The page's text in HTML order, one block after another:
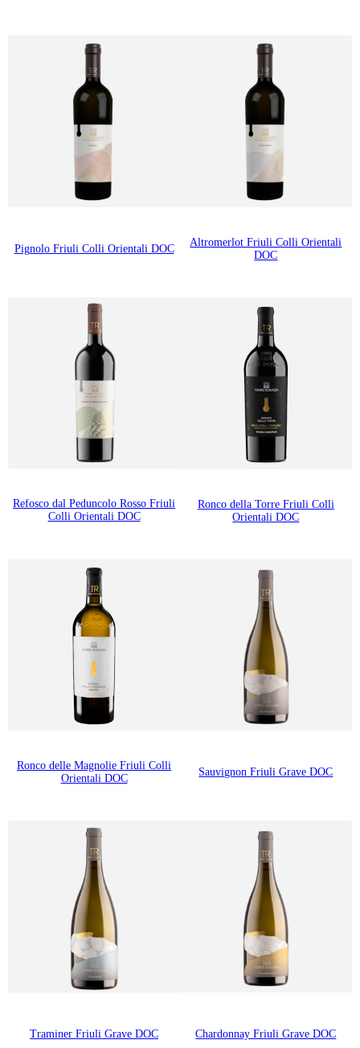
Pignolo Friuli Colli Orientali DOC
Altromerlot Friuli Colli Orientali
DOC
Refosco dal Peduncolo Rosso Friuli
Colli Orientali DOC
Ronco della Torre Friuli Colli
Orientali DOC
Ronco delle Magnolie Friuli Colli
Orientali DOC
Sauvignon Friuli Grave DOC
Traminer Friuli Grave DOC Chardonnay Friuli Grave DOC